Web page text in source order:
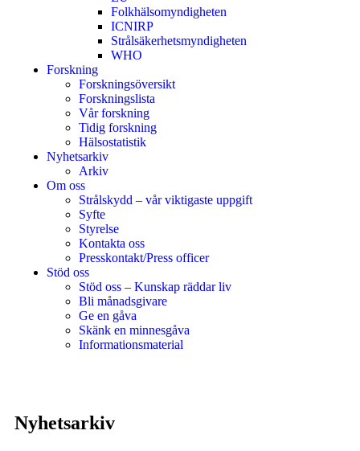
Folkhälsomyndigheten
ICNIRP
Strålsäkerhetsmyndigheten
WHO
Forskning
Forskningsöversikt
Forskningslista
Vår forskning
Tidig forskning
Hälsostatistik
Nyhetsarkiv
Arkiv
Om oss
Strålskydd – vår viktigaste uppgift
Syfte
Styrelse
Kontakta oss
Presskontakt/Press officer
Stöd oss
Stöd oss – Kunskap räddar liv
Bli månadsgivare
Ge en gåva
Skänk en minnesgåva
Informationsmaterial
Nyhetsarkiv